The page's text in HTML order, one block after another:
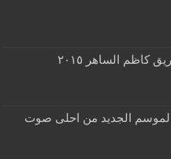
الجديد من احلى صوت